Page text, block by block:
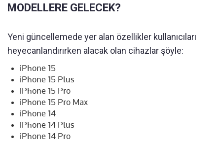
MODELLERE GELECEK?
Yeni güncellemede yer alan özellikler kullanıcıları
heyecanlandırırken alacak olan cihazlar şöyle:
iPhone 15
iPhone 15 Plus
iPhone 15 Pro
iPhone 15 Pro Max
iPhone 14
iPhone 14 Plus
iPhone 14 Pro